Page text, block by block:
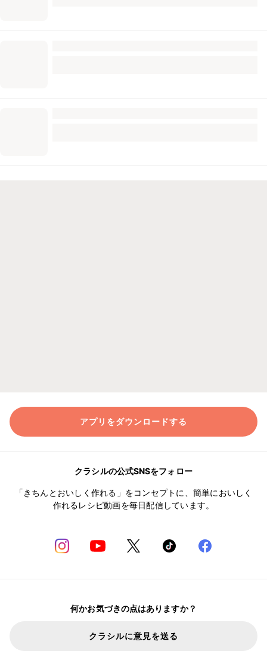
アプリをダウンロードする
クラシルの公式SNSをフォロー
「きちんとおいしく作れる」をコンセプトに、簡単においしく
作れるレシピ動画を毎日配信しています。
何かお気づきの点はありますか？
クラシルに意見を送る